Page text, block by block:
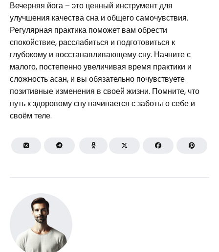
Вечерняя йога – это ценный инструмент для
улучшения качества сна и общего самочувствия.
Регулярная практика поможет вам обрести
спокойствие, расслабиться и подготовиться к
глубокому и восстанавливающему сну. Начните с
малого, постепенно увеличивая время практики и
сложность асан, и вы обязательно почувствуете
позитивные изменения в своей жизни. Помните, что
путь к здоровому сну начинается с заботы о себе и
своём теле.